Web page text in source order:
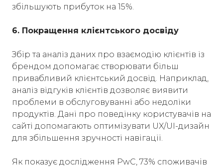
збільшують прибуток на 15%.
6. Покращення клієнтського досвіду
Збір та аналіз даних про взаємодію клієнтів із
брендом допомагає створювати більш
привабливий клієнтський досвід. Наприклад,
аналіз відгуків клієнтів дозволяє виявити
проблеми в обслуговуванні або недоліки
продуктів. Дані про поведінку користувачів на
сайті допомагають оптимізувати UX/UI-дизайн
для збільшення зручності навігації.
Як показує дослідження PwC, 73% споживачів